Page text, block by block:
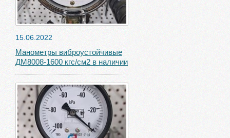
15.06.2022
Манометры виброустойчивые
ДМ8008-1600 кгс/см2 в наличии